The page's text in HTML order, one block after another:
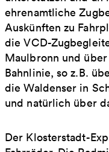
ehrenamtliche
Auskünften zu
die VCD-
Maulbronn und
Bahnlinie, so z.B.
die Waldenser in
und natürlich über
Der Klosterstadt-